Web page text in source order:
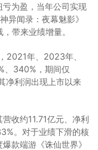
为盈，当年公司实现
异闻录：夜幕魅影》
带来业绩增量。
2021年、2023年、
、340%，期间仅
净利润出现上市以来
收约11.71亿元、净利
。对于业绩下滑的核
款端游《诛仙世界》